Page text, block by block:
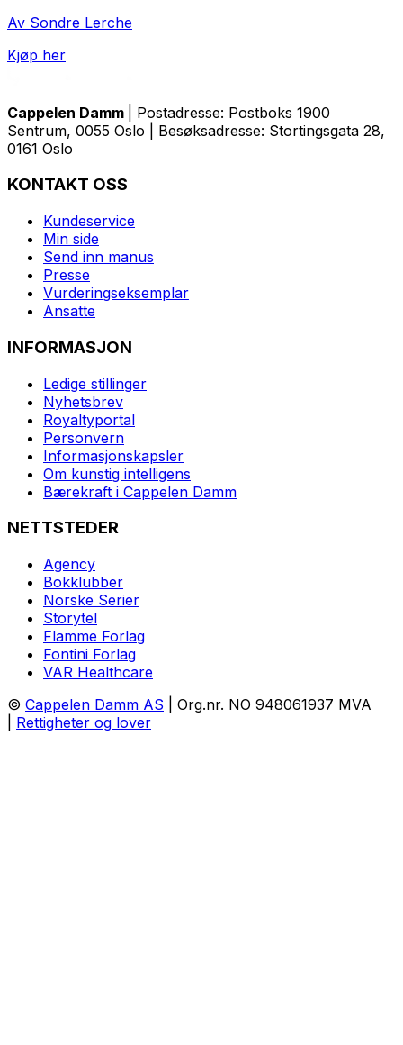
Av Sondre Lerche
Kjøp her
Cappelen Damm
| Postadresse: Postboks 1900
Sentrum, 0055 Oslo | Besøksadresse: Stortingsgata 28,
0161 Oslo
KONTAKT OSS
Kundeservice
Min side
Send inn manus
Presse
Vurderingseksemplar
Ansatte
INFORMASJON
Ledige stillinger
Nyhetsbrev
Royaltyportal
Personvern
Informasjonskapsler
Om kunstig intelligens
Bærekraft i Cappelen Damm
NETTSTEDER
Agency
Bokklubber
Norske Serier
Storytel
Flamme Forlag
Fontini Forlag
VAR Healthcare
© Cappelen Damm AS | Org.nr. NO 948061937 MVA
Rettigheter og lover